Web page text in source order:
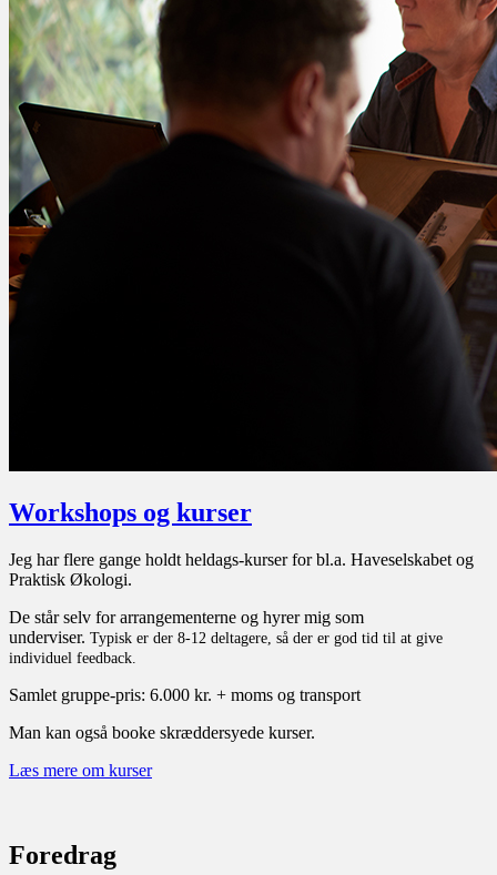
Workshops og kurser
Jeg har flere gange holdt heldags-kurser for bl.a. Haveselskabet og
Praktisk Økologi.
De står selv for arrangementerne og hyrer mig som
underviser. Typisk er der 8-12 deltagere, så der er god tid til at give
individuel feedback.
Samlet gruppe-pris: 6.000 kr. + moms og transport
Man kan også booke skræddersyede kurser.
Læs mere om kurser
Foredrag